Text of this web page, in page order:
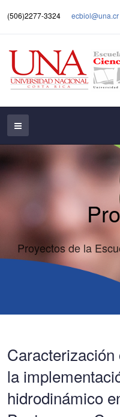
(506)2277-3324 ecbiol@una.cr
Proyectos de la
la
hidrodinámico